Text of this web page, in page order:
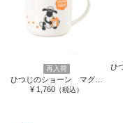
再入荷
¥ 1,760 （税込）